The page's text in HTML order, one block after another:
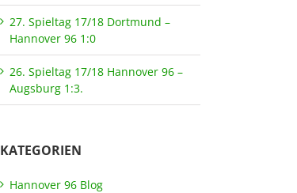
27. Spieltag 17/18 Dortmund –
Hannover 96 1:0
26. Spieltag 17/18 Hannover 96 –
Augsburg 1:3.
KATEGORIEN
Hannover 96 Blog